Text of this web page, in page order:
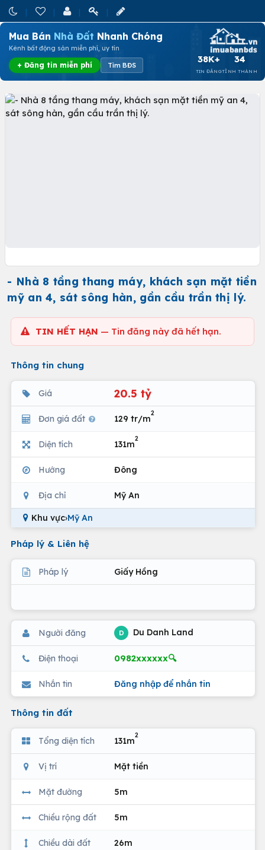
Mua Bán Nhà Đất Nhanh Chóng
Kênh bất động sản miễn phí, uy tín
+ Đăng tin miễn phí Tìm BĐS
38K+
TIN ĐĂNG
34
TỈNH THÀNH
- Nhà 8 tầng thang máy, khách sạn mặt tiền
mỹ an 4, sát sông hàn, gần cầu trần thị lý.
TIN HẾT HẠN — Tin đăng này đã hết hạn.
Thông tin chung
Giá 20.5 tỷ
Đơn giá đất 129 tr/m
2
Diện tích 131m
2
Hướng Đông
Địa chỉ Mỹ An
Khu vực›Mỹ An
Pháp lý & Liên hệ
Pháp lý Giấy Hồng
Người đăng D Du Danh Land
Điện thoại 0982xxxxxx🔍
Nhắn tin Đăng nhập để nhắn tin
Thông tin đất
Tổng diện tích 131m
2
Vị trí Mặt tiền
Mặt đường 5m
Chiều rộng đất 5m
Chiều dài đất 26m